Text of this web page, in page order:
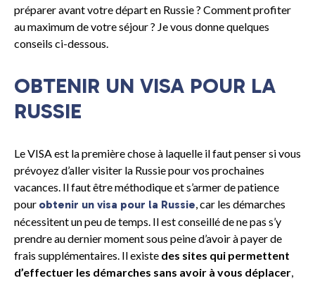
préparer avant votre départ en Russie ? Comment profiter
au maximum de votre séjour ? Je vous donne quelques
conseils ci-dessous.
OBTENIR UN VISA POUR LA
RUSSIE
Le VISA est la première chose à laquelle il faut penser si vous
prévoyez d’aller visiter la Russie pour vos prochaines
vacances. Il faut être méthodique et s’armer de patience
pour obtenir un visa pour la Russie , car les démarches
nécessitent un peu de temps. Il est conseillé de ne pas s’y
prendre au dernier moment sous peine d’avoir à payer de
frais supplémentaires. Il existe des sites qui permettent
d’effectuer les démarches sans avoir à vous déplacer